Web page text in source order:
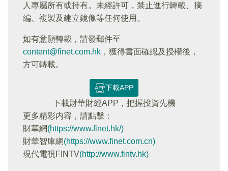
人專屬所有或持有。未經許可，禁止進行轉載、摘
編、複製及建立鏡像等任何使用。
如有意願轉載，請發郵件至
content@finet.com.hk ，獲得書面確認及授權後，
方可轉載。
下載APP
下載財華財經APP，把握投資先機
更多精彩内容，請點擊：
財華網(https://www.finet.hk/)
財華智庫網(https://www.finet.com.cn)
現代電視FINTV(http://www.fintv.hk)